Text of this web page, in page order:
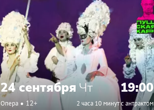
24 сентябряЧт 19:00
Опера 12+ 2 часа 10 минут с антрактом